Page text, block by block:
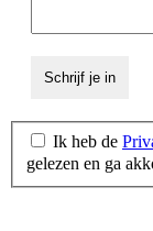
Ik heb de
gelezen en ga